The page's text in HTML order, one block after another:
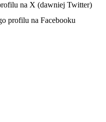
na X (dawniej Twitter)
karcie
profilu na Facebooku